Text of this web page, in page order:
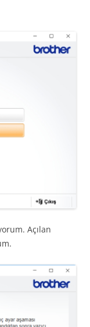
Açılan